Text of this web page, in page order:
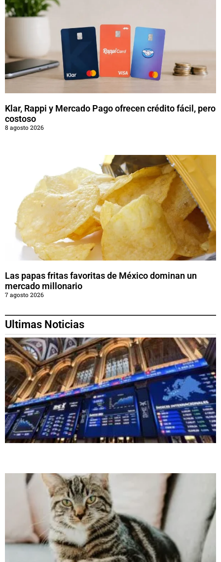
Klar, Rappi y Mercado Pago ofrecen crédito fácil, pero
costoso
8 agosto 2026
Las papas fritas favoritas de México dominan un
mercado millonario
7 agosto 2026
Ultimas Noticias